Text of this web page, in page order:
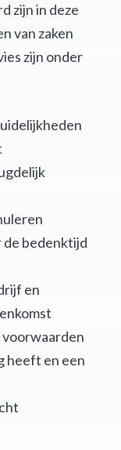
zijn in deze
van zaken
zijn onder
de bedenktijd
en
voorwaarden
heeft en een